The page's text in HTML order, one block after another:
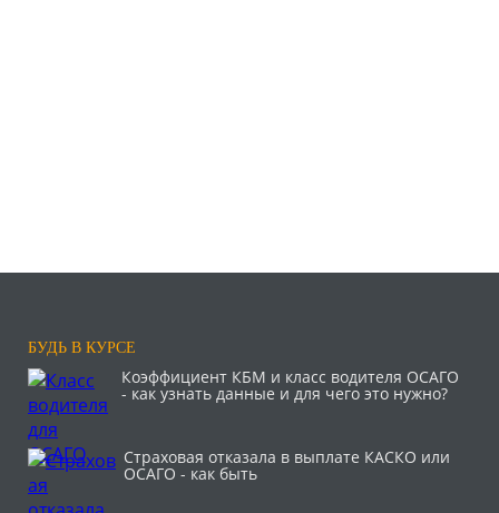
БУДЬ В КУРСЕ
Коэффициент КБМ и класс водителя ОСАГО
- как узнать данные и для чего это нужно?
Страховая отказала в выплате КАСКО или
ОСАГО - как быть